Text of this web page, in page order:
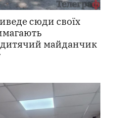
сюди своїх
дитячий майданчик